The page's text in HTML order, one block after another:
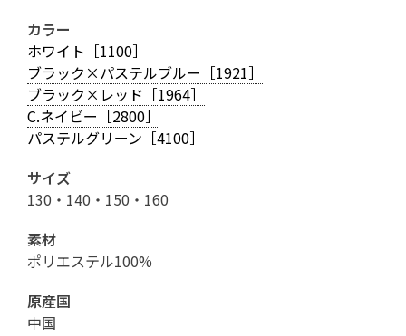
カラー
ホワイト［1100］
ブラック×パステルブルー［1921］
ブラック×レッド［1964］
C.ネイビー［2800］
パステルグリーン［4100］
サイズ
130・140・150・160
素材
ポリエステル100%
原産国
中国